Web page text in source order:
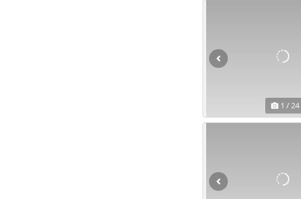
1 / 24